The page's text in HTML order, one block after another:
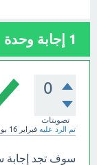
1 إجابة وحدة
0
تصويتات
تم الرد عليه فبراير 16
سوف تجد إجابة